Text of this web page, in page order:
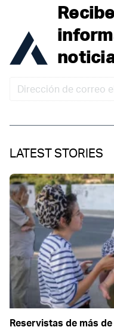
LATEST STORIES
Reservistas de más